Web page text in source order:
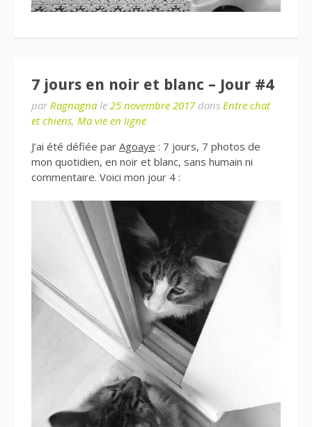
7 jours en noir et blanc – Jour #4
par Ragnagna le 25 novembre 2017dans Entre chat
et chiens, Ma vie en ligne
J’ai été défiée par Agoaye : 7 jours, 7 photos de
mon quotidien, en noir et blanc, sans humain ni
commentaire. Voici mon jour 4 :